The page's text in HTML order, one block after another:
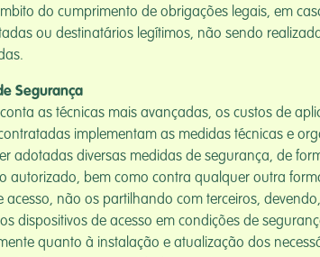
do cumprimento de obrigações legais, em
ou destinatários legítimos, não sendo
Segurança
conta as técnicas mais avançadas, os custos de
implementam as medidas técnicas e
adotadas diversas medidas de segurança, de
autorizado, bem como contra qualquer outra
acesso, não os partilhando com terceiros,
dispositivos de acesso em condições de
quanto à instalação e atualização dos